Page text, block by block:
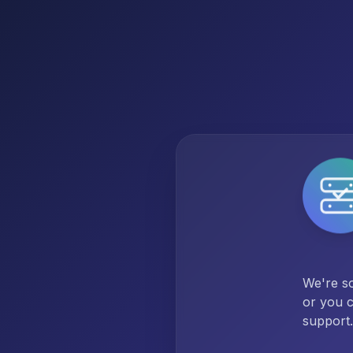
We're
or you
support.